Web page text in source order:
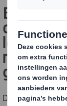
Een
deze
levering
genaamd
Deze service